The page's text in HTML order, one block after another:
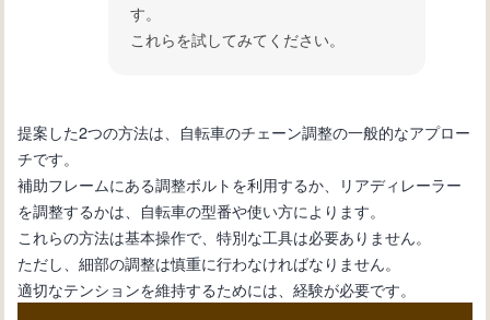
す。
これらを試してみてください。
提案した2つの方法は、自転車のチェーン調整の一般的なアプロー
チです。
補助フレームにある調整ボルトを利用するか、リアディレーラー
を調整するかは、自転車の型番や使い方によります。
これらの方法は基本操作で、特別な工具は必要ありません。
ただし、細部の調整は慎重に行わなければなりません。
適切なテンションを維持するためには、経験が必要です。